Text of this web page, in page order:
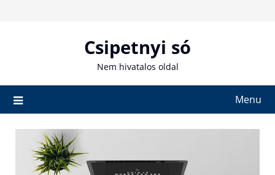
Csipetnyi só
Nem hivatalos oldal
Menu